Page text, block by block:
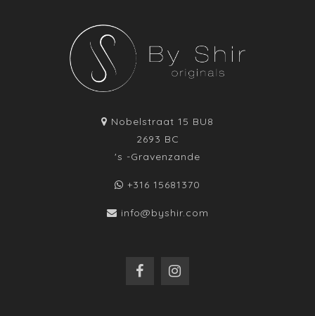
Nobelstraat 15 BU8
2693 BC
's -Gravenzande
+316 15681370
info@byshir.com